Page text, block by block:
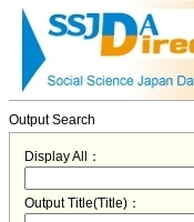
Output Search
Display All：
Output Title(Title)：